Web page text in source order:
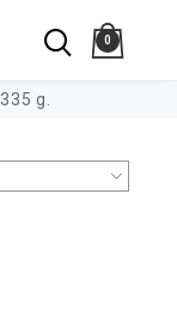
0
335 g.